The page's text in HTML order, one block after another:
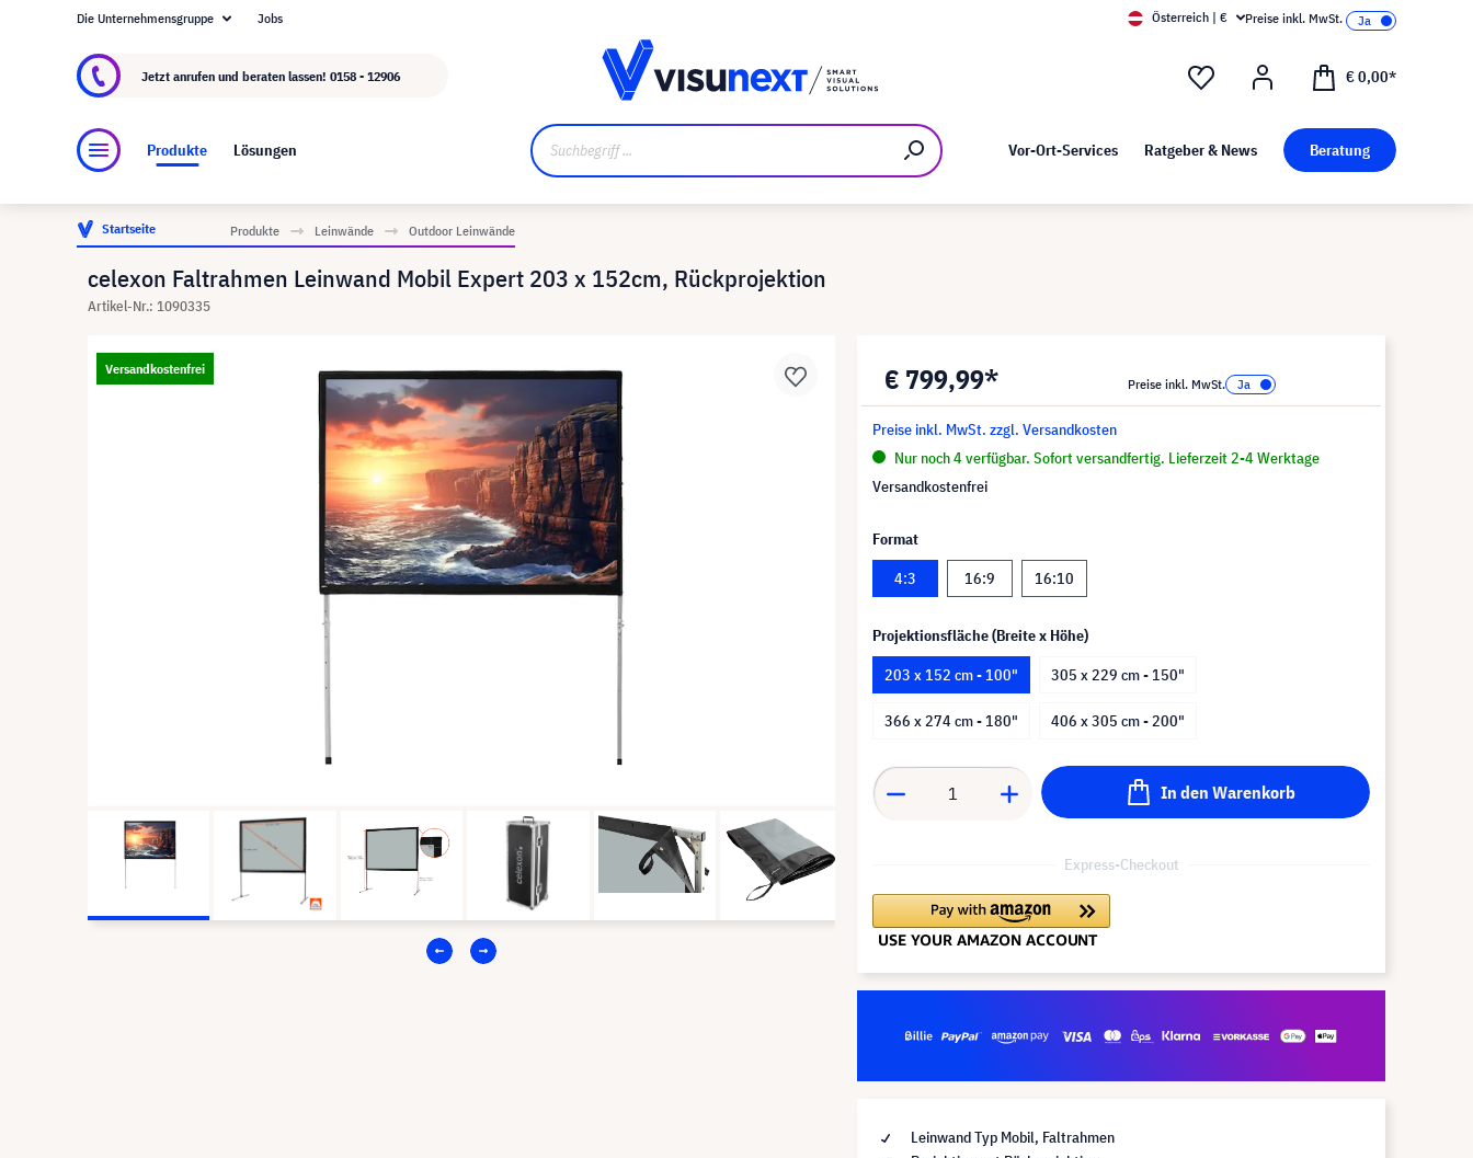
Über visunext.at Kunst bei visunext
Die Unternehmensgruppe Jobs Österreich | € Preise inkl. MwSt.
Jetzt anrufen und beraten lassen! 0158 - 12906 € 0,00*
Produkte Lösungen Vor-Ort-Services Ratgeber & News Beratung
Startseite Produkte Leinwände Outdoor Leinwände
celexon Faltrahmen Leinwand Mobil Expert 203 x 152cm, Rückprojektion
Artikel-Nr.: 1090335
Versandkostenfrei € 799,99* Preise inkl. MwSt.
Preise inkl. MwSt. zzgl. Versandkosten
Nur noch 4 verfügbar. Sofort versandfertig. Lieferzeit 2-4 Werktage
Versandkostenfrei
Format
4:3
16:9 16:10
Projektionsfläche (Breite x Höhe)
203 x 152 cm - 100"
305 x 229 cm - 150"
366 x 274 cm - 180" 406 x 305 cm - 200"
In den Warenkorb
Express-Checkout
Leinwand Typ Mobil, Faltrahmen